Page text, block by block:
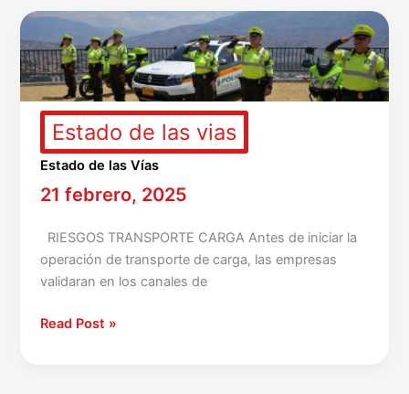
Estado de las vias
Estado de las Vías
21 febrero, 2025
RIESGOS TRANSPORTE CARGA Antes de iniciar la
operación de transporte de carga, las empresas
validaran en los canales de
Estado
de
las
Vías
Read Post »